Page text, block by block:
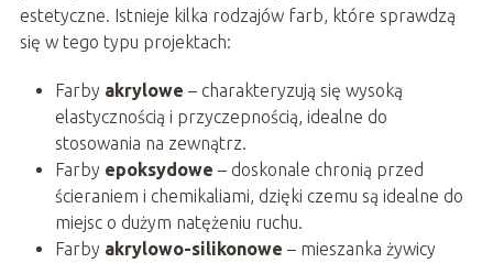
estetyczne. Istnieje kilka rodzajów farb, które sprawdzą
się w tego typu projektach:
Farby akrylowe – charakteryzują się wysoką
elastycznością i przyczepnością, idealne do
stosowania na zewnątrz.
Farby epoksydowe – doskonale chronią przed
ścieraniem i chemikaliami, dzięki czemu są idealne do
miejsc o dużym natężeniu ruchu.
Farby akrylowo-silikonowe – mieszanka żywicy